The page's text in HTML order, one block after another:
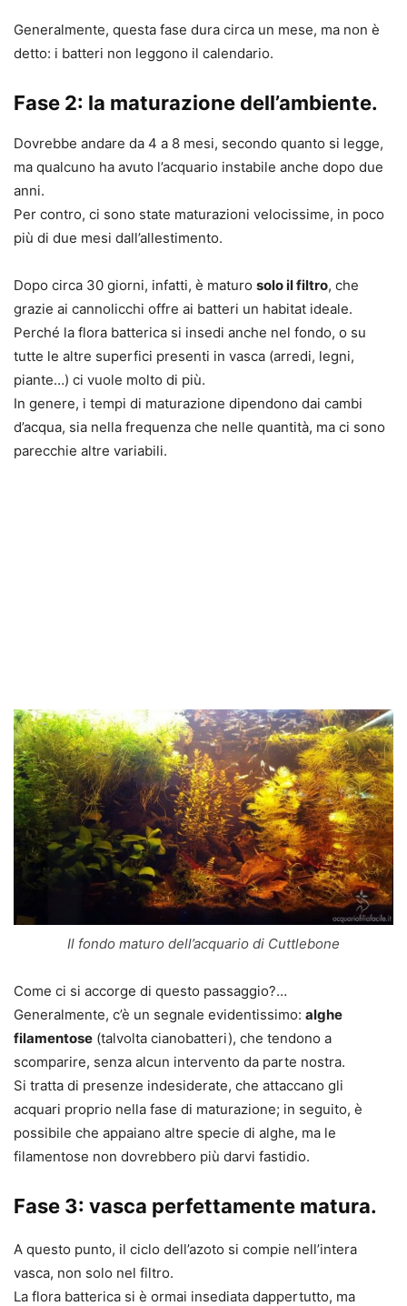
Generalmente, questa fase dura circa un mese, ma non è
detto: i batteri non leggono il calendario.
Fase 2: la maturazione dell’ambiente.
Dovrebbe andare da 4 a 8 mesi, secondo quanto si legge,
ma qualcuno ha avuto l’acquario instabile anche dopo due
anni.
Per contro, ci sono state maturazioni velocissime, in poco
più di due mesi dall’allestimento.
Dopo circa 30 giorni, infatti, è maturo solo il filtro, che
grazie ai cannolicchi offre ai batteri un habitat ideale.
Perché la flora batterica si insedi anche nel fondo, o su
tutte le altre superfici presenti in vasca (arredi, legni,
piante…) ci vuole molto di più.
In genere, i tempi di maturazione dipendono dai cambi
d’acqua, sia nella frequenza che nelle quantità, ma ci sono
parecchie altre variabili.
Il fondo maturo dell’acquario di Cuttlebone
Come ci si accorge di questo passaggio?…
Generalmente, c’è un segnale evidentissimo: alghe
filamentose (talvolta cianobatteri), che tendono a
scomparire, senza alcun intervento da parte nostra.
Si tratta di presenze indesiderate, che attaccano gli
acquari proprio nella fase di maturazione; in seguito, è
possibile che appaiano altre specie di alghe, ma le
filamentose non dovrebbero più darvi fastidio.
Fase 3: vasca perfettamente matura.
A questo punto, il ciclo dell’azoto si compie nell’intera
vasca, non solo nel filtro.
La flora batterica si è ormai insediata dappertutto, ma